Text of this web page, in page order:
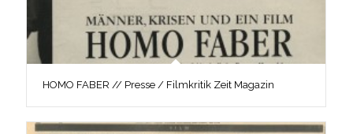
HOMO FABER // Presse / Filmkritik Zeit Magazin